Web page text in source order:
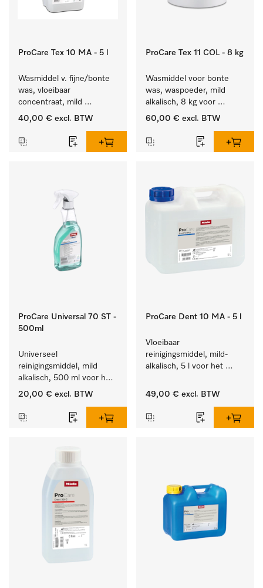
ProCare Tex 10 MA - 5 l
Wasmiddel v. fijne/bonte
was, vloeibaar
concentraat, mild
alkalisch, 5 l voor het
en gevoelig textiel.
40,00 € excl. BTW
ProCare Tex 11 COL - 8 kg
Wasmiddel voor bonte
was, waspoeder, mild
alkalisch, 8 kg voor
behoud van kleur en
was.
60,00 € excl. BTW
ProCare Universal 70 ST -
500ml
Universeel
reinigingsmiddel, mild
alkalisch, 500 ml voor het
behoedzaam verwijderen
20,00 € excl. BTW
ProCare Dent 10 MA - 5 l
Vloeibaar
reinigingsmiddel, mild-
alkalisch, 5 l voor het
van tandheelkundige en
49,00 € excl. BTW